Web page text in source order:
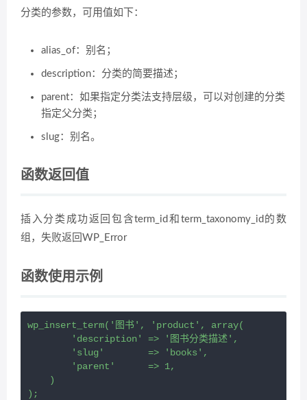
分类的参数，可用值如下：
alias_of：别名；
description：分类的简要描述；
parent：如果指定分类法支持层级，可以对创建的分类
指定父分类；
slug：别名。
函数返回值
插入分类成功返回包含term_id和term_taxonomy_id的数
组，失败返回WP_Error
函数使用示例
wp_insert_term('图书', 'product', array(
        'description' => '图书分类描述',
        'slug'        => 'books',
        'parent'      => 1,
    )
);